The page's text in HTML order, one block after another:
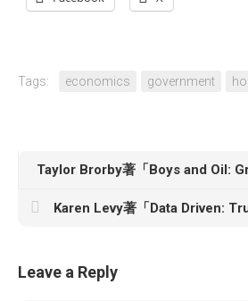
Tags: economics government
Leave a Reply